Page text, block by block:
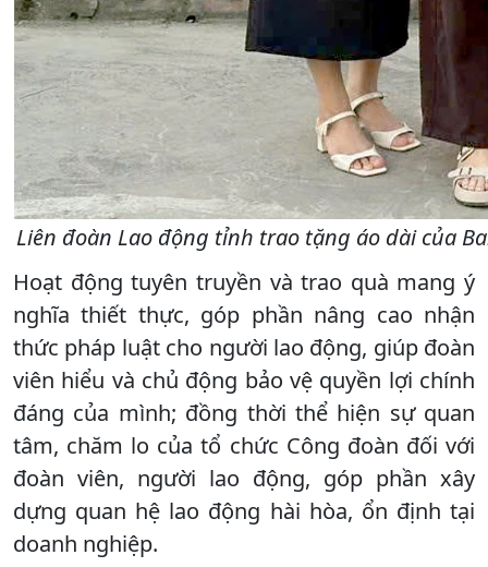
Liên đoàn Lao động tỉnh trao tặng áo dài của
Hoạt động tuyên truyền và trao quà mang ý
nghĩa thiết thực, góp phần nâng cao nhận
thức pháp luật cho người lao động, giúp đoàn
viên hiểu và chủ động bảo vệ quyền lợi chính
đáng của mình; đồng thời thể hiện sự quan
tâm, chăm lo của tổ chức Công đoàn đối với
đoàn viên, người lao động, góp phần xây
dựng quan hệ lao động hài hòa, ổn định tại
doanh nghiệp.